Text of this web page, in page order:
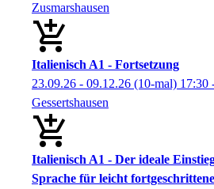
Zusmarshausen
Italienisch A1 - Fortsetzung
23.09.26 - 09.12.26 (10-mal) 17:30
Gessertshausen
Italienisch A1 - Der ideale
Sprache für leicht